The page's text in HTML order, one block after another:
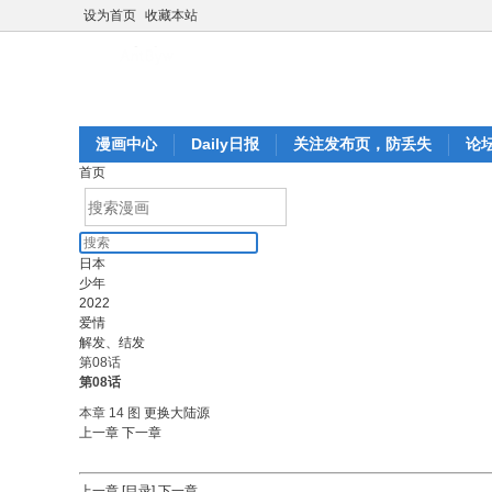
设为首页 收藏本站
漫画中心 Daily日报 关注发布页，防丢失 论
首页
日本
少年
2022
爱情
解发、结发
第08话
第08话
本章 14 图 更换大陆源
上一章 下一章